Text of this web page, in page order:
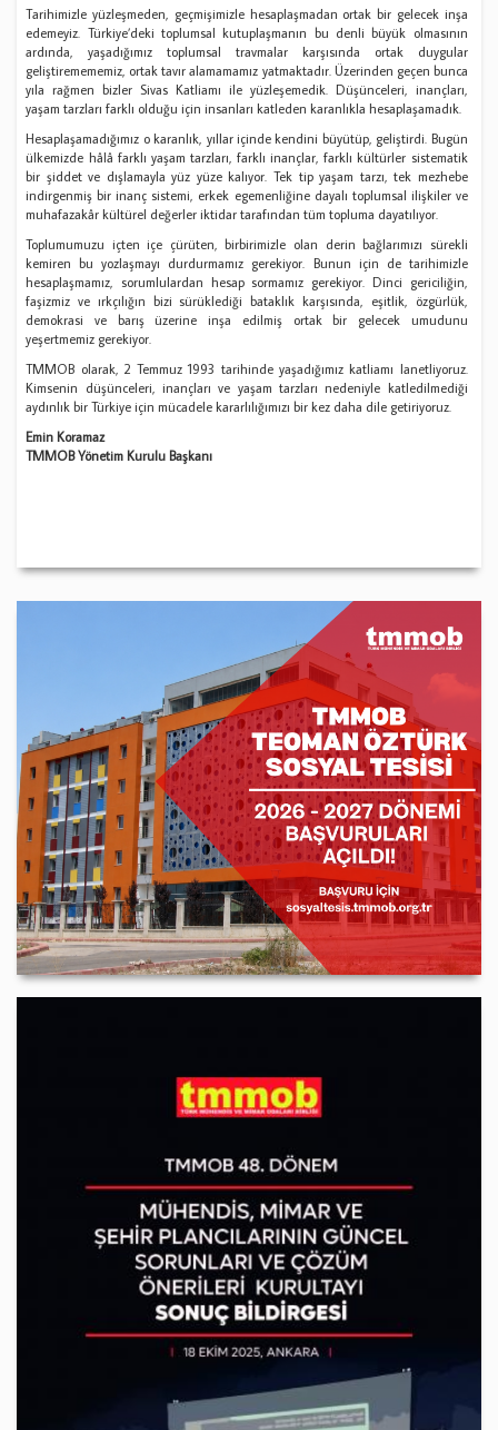
Tarihimizle yüzleşmeden, geçmişimizle hesaplaşmadan ortak bir gelecek inşa
edemeyiz. Türkiye’deki toplumsal kutuplaşmanın bu denli büyük olmasının
ardında, yaşadığımız toplumsal travmalar karşısında ortak duygular
geliştiremememiz, ortak tavır alamamamız yatmaktadır. Üzerinden geçen bunca
yıla rağmen bizler Sivas Katliamı ile yüzleşemedik. Düşünceleri, inançları,
yaşam tarzları farklı olduğu için insanları katleden karanlıkla hesaplaşamadık.
Hesaplaşamadığımız o karanlık, yıllar içinde kendini büyütüp, geliştirdi. Bugün
ülkemizde hâlâ farklı yaşam tarzları, farklı inançlar, farklı kültürler sistematik
bir şiddet ve dışlamayla yüz yüze kalıyor. Tek tip yaşam tarzı, tek mezhebe
indirgenmiş bir inanç sistemi, erkek egemenliğine dayalı toplumsal ilişkiler ve
muhafazakâr kültürel değerler iktidar tarafından tüm topluma dayatılıyor.
Toplumumuzu içten içe çürüten, birbirimizle olan derin bağlarımızı sürekli
kemiren bu yozlaşmayı durdurmamız gerekiyor. Bunun için de tarihimizle
hesaplaşmamız, sorumlulardan hesap sormamız gerekiyor. Dinci gericiliğin,
faşizmiz ve ırkçılığın bizi sürüklediği bataklık karşısında, eşitlik, özgürlük,
demokrasi ve barış üzerine inşa edilmiş ortak bir gelecek umudunu
yeşertmemiz gerekiyor.
TMMOB olarak, 2 Temmuz 1993 tarihinde yaşadığımız katliamı lanetliyoruz.
Kimsenin düşünceleri, inançları ve yaşam tarzları nedeniyle katledilmediği
aydınlık bir Türkiye için mücadele kararlılığımızı bir kez daha dile getiriyoruz.
Emin Koramaz
TMMOB Yönetim Kurulu Başkanı